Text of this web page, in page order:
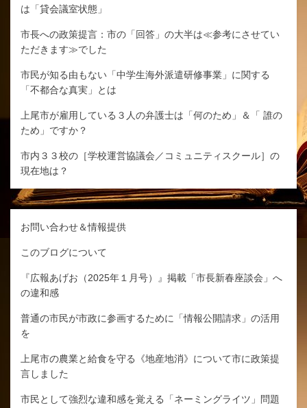
は「貸会議室状態」
市長への政策提言：市の「回答」の大半は≪参考にさせてい
ただきます≫でした
市民が知る由もない「中学生海外派遣研修事業」に関する
「不都合な真実」とは
上尾市が雇用している３人の弁護士は「何のため」＆「 誰の
ため」ですか？
市内３３校の［学校運営協議会／コミュニティスクール］の
現在地は？
お問い合わせ＆情報提供
このブログについて
『広報あげお（2025年１月号）』掲載「市長新春座談会」へ
の違和感
普通の市民が市政に参画するために「情報公開請求」の活用
を
上尾市の農業と給食を守る《地産地消》について市に政策提
言しました
市民として強烈な違和感を覚える「ネーミングライツ」問題